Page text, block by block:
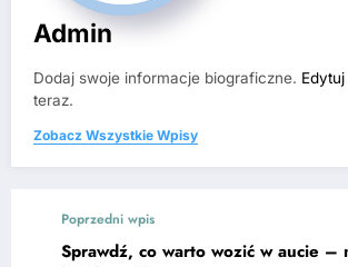
Admin
Dodaj swoje informacje biograficzne.
teraz.
Zobacz Wszystkie Wpisy
Poprzedni wpis
Sprawdź, co warto wozić w aucie –